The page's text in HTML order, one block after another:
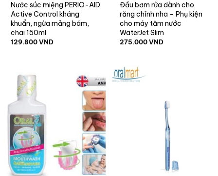
Nước súc miệng PERIO-AID
Active Control kháng
khuẩn, ngừa mảng bám,
chai 150ml
129.800VND
Đầu bơm rửa dành cho
răng chỉnh nha – Phụ kiện
cho máy tăm nước
WaterJet Slim
275.000VND